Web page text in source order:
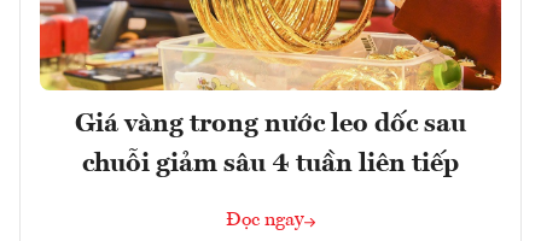
Giá vàng trong nước leo dốc sau
chuỗi giảm sâu 4 tuần liên tiếp
Đọc ngay